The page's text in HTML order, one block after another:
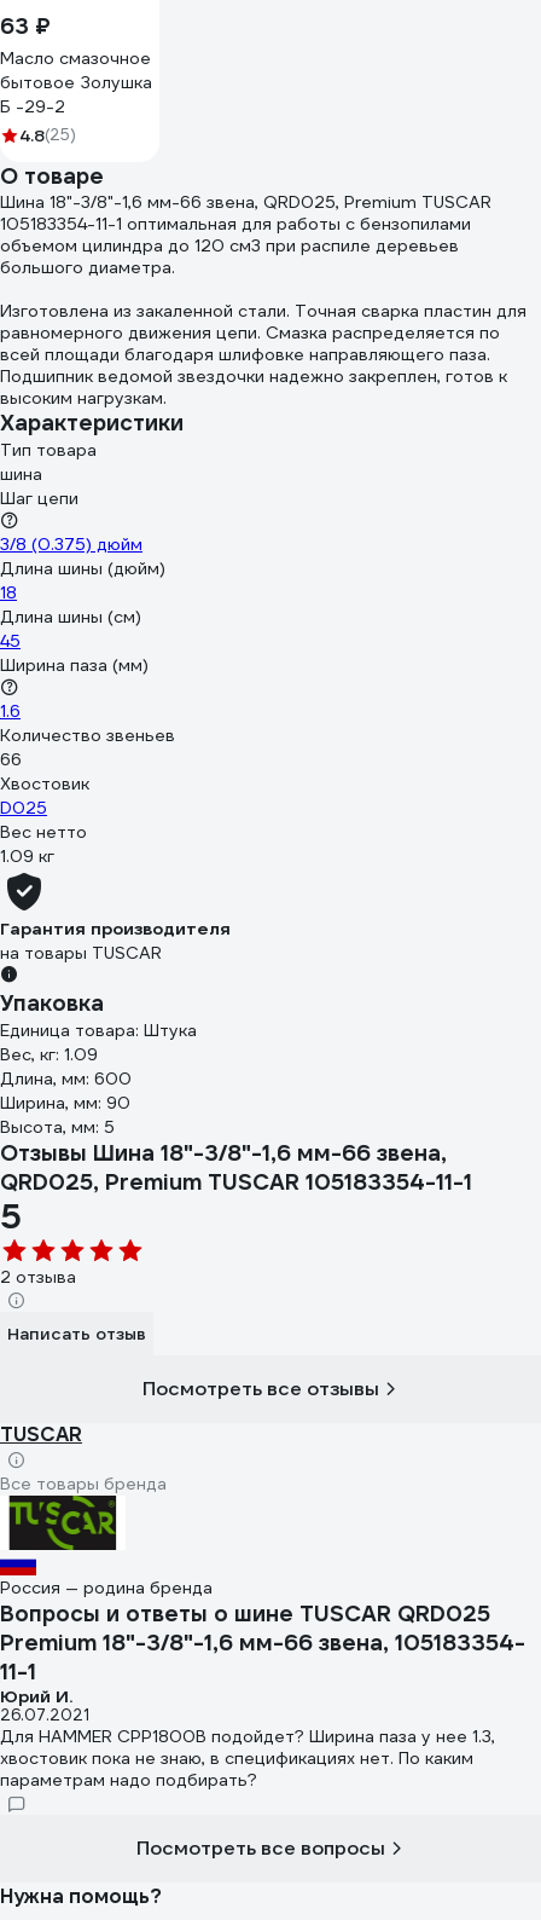
63 ₽
Масло смазочное
бытовое Золушка
Б -29-2
4.8(25)
О товаре
Шина 18"-3/8"-1,6 мм-66 звена, QRD025, Premium TUSCAR
105183354-11-1 оптимальная для работы с бензопилами
объемом цилиндра до 120 см3 при распиле деревьев
большого диаметра.
Изготовлена из закаленной стали. Точная сварка пластин для
равномерного движения цепи. Смазка распределяется по
всей площади благодаря шлифовке направляющего паза.
Подшипник ведомой звездочки надежно закреплен, готов к
высоким нагрузкам.
Характеристики
Тип товара
шина
Шаг цепи
3/8 (0.375) дюйм
Длина шины (дюйм)
18
Длина шины (см)
45
Ширина паза (мм)
1.6
Количество звеньев
66
Хвостовик
D025
Вес нетто
1.09 кг
Гарантия производителя
на товары TUSCAR
Упаковка
Единица товара: Штука
Вес, кг: 1.09
Длина, мм: 600
Ширина, мм: 90
Высота, мм: 5
Отзывы Шина 18"-3/8"-1,6 мм-66 звена,
QRD025, Premium TUSCAR 105183354-11-1
5
2 отзыва
Написать отзыв
Посмотреть все отзывы
TUSCAR
Все товары бренда
Россия — родина бренда
Вопросы и ответы о шине TUSCAR QRD025
Premium 18"-3/8"-1,6 мм-66 звена, 105183354-
11-1
Юрий И.
26.07.2021
Для HAMMER CPP1800B подойдет? Ширина паза у нее 1.3,
хвостовик пока не знаю, в спецификациях нет. По каким
параметрам надо подбирать?
Посмотреть все вопросы
Нужна помощь?